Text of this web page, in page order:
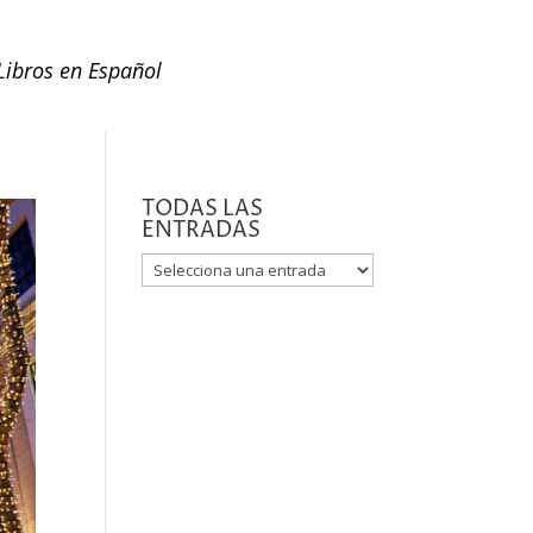
en Español
TODAS LAS
ENTRADAS